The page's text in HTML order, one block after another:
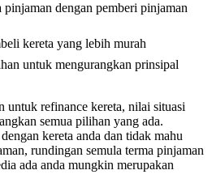
dengan pemberi pinjaman
kereta yang lebih murah
untuk mengurangkan prinsipal
untuk refinance kereta, nilai situasi
semua pilihan yang ada.
kereta anda dan tidak mahu
rundingan semula terma pinjaman
ada anda mungkin merupakan